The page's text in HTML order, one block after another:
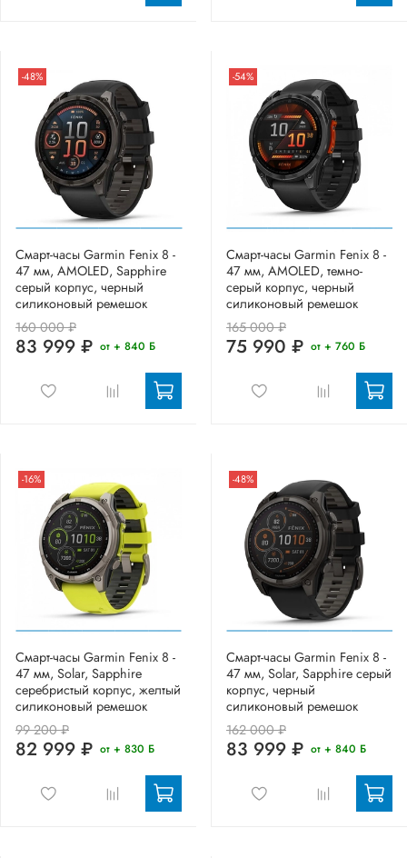
-48%
Смарт-часы Garmin Fenix 8 -
47 мм, AMOLED, Sapphire
серый корпус, черный
силиконовый ремешок
160 000 ₽
83 999 ₽ от + 840 Б
-54%
Смарт-часы Garmin Fenix 8 -
47 мм, AMOLED, темно-
серый корпус, черный
силиконовый ремешок
165 000 ₽
75 990 ₽ от + 760 Б
-16%
Смарт-часы Garmin Fenix 8 -
47 мм, Solar, Sapphire
серебристый корпус, желтый
силиконовый ремешок
99 200 ₽
82 999 ₽ от + 830 Б
-48%
Смарт-часы Garmin Fenix 8 -
47 мм, Solar, Sapphire серый
корпус, черный
силиконовый ремешок
162 000 ₽
83 999 ₽ от + 840 Б